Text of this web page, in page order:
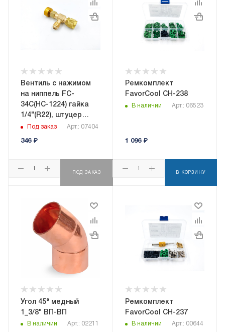
Вентиль с нажимом
на ниппель FC-
34C(HC-1224) гайка
1/4"(R22), штуцер
5/16", до 20 bar
Под заказ Арт.: 07404
346₽
ПОД ЗАКАЗ
Ремкомплект
FavorCool CH-238
В наличии Арт.: 06523
1 096₽
В КОРЗИНУ
Угол 45° медный
1_3/8" ВП-ВП
В наличии Арт.: 02211
Ремкомплект
FavorCool CH-237
В наличии Арт.: 00644